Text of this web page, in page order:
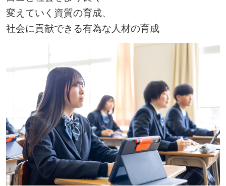
変えていく資質の育成、
社会に貢献できる有為な人材の育成